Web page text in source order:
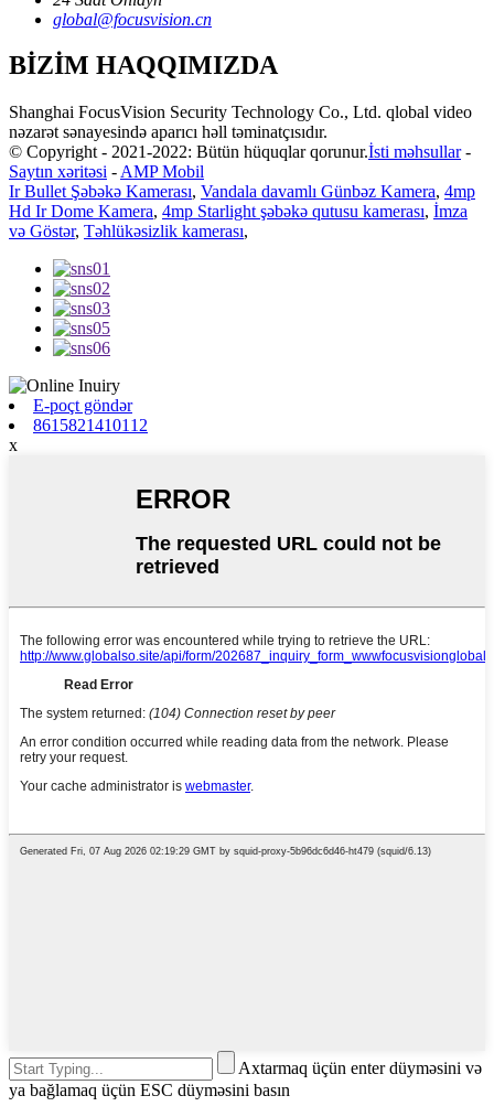
global@focusvision.cn
BİZİM HAQQIMIZDA
Shanghai FocusVision Security Technology Co., Ltd. qlobal video
nəzarət sənayesində aparıcı həll təminatçısıdır.
© Copyright - 2021-2022: Bütün hüquqlar qorunur.İsti məhsullar-
Saytın xəritəsi - AMP Mobil
Ir Bullet Şəbəkə Kamerası, Vandala davamlı Günbəz Kamera, 4mp
Hd Ir Dome Kamera, 4mp Starlight şəbəkə qutusu kamerası, İmza
və Göstər, Təhlükəsizlik kamerası,
E-poçt göndər
8615821410112
x
Axtarmaq üçün enter düyməsini və
ya bağlamaq üçün ESC düyməsini basın